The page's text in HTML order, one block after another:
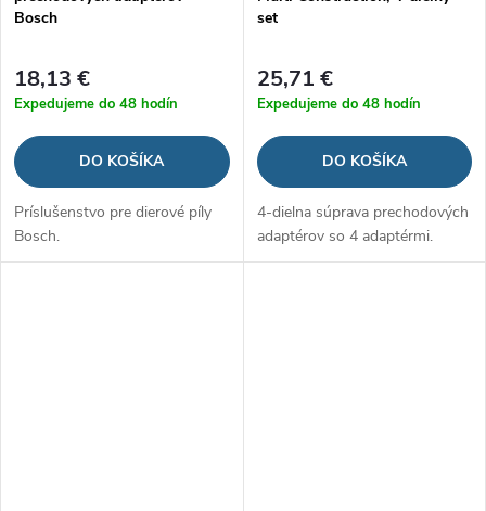
Bosch
18,13 €
Expedujeme do 48 hodín
DO KOŠÍKA
Príslušenstvo pre dierové píly
Bosch.
set
25,71 €
Expedujeme do 48 hodín
DO KOŠÍKA
4-dielna súprava prechodových
adaptérov so 4 adaptérmi.